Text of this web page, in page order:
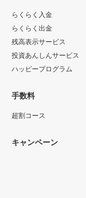
らくらく入金
らくらく出金
残高表示サービス
投資あんしんサービス
ハッピープログラム
手数料
超割コース
キャンペーン